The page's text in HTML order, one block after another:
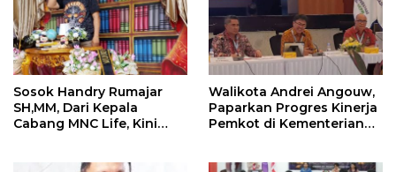
Sosok Handry Rumajar
SH,MM, Dari Kepala
Cabang MNC Life, Kini
Walikota Andrei Angouw,
Paparkan Progres Kinerja
Pemkot di Kementerian